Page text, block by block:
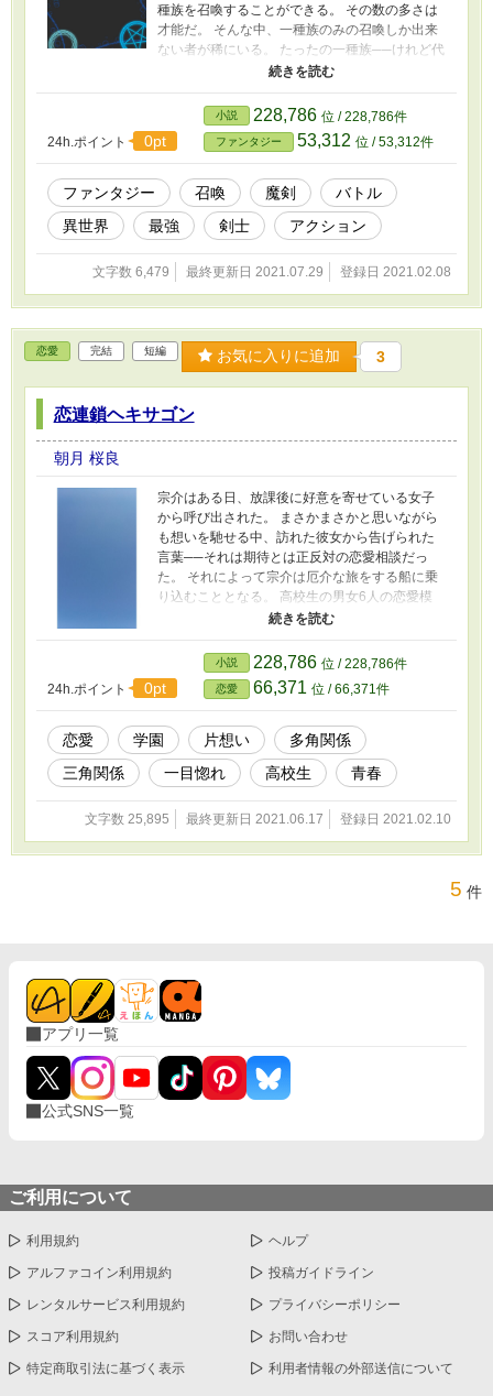
種族を召喚することができる。 その数の多さは
才能だ。 そんな中、一種族のみの召喚しか出来
ない者が稀にいる。 たったの一種族──けれど代
わりにその種族の扱いは他の何者よりも優れて
れみと畏敬の両方を込めてこう呼ばれる。 スペ
シャリストサマナー(特殊召喚士)と。
24h.ポイント
0pt
小説 228,786 位 / 228,786件
ファンタジー 53,312 位 / 53,312件
ファンタジー 召喚 魔剣
バトル
異世界
最強 剣士 アクション
文字数 6,479 最終更新日 2021.07.29 登録日 2021.02.08
恋愛 完結 短編 お気に入りに追加 3
恋連鎖ヘキサゴン
朝月 桜良
宗介はある日、放課後に好意を寄せている女子
から呼び出された。 まさかまさかと思いながら
も想いを馳せる中、訪れた彼女から告げられた
言葉──それは期待とは正反対の恋愛相談だっ
た。 それによって宗介は厄介な旅をする船に乗
り込むこととなる。 高校生の男女6人の恋愛模
様。 彼ら、彼女らは何をどう想う。 その先に待
い。 宗介もまた、そんな連鎖に巻き込まれてい
く。 繋がりは、やがて帰結する。
24h.ポイント
0pt
小説 228,786 位 / 228,786件
恋愛 66,371 位 / 66,371件
恋愛 学園 片想い
多角関係
三角関係
一目惚れ 高校生 青春
文字数 25,895 最終更新日 2021.06.17 登録日 2021.02.10
5 件
アプリ一覧
公式SNS一覧
ご利用について
利用規約 ヘルプ
アルファコイン利用規約 投稿ガイドライン
レンタルサービス利用規約 プライバシーポリシー
スコア利用規約 お問い合わせ
特定商取引法に基づく表示 利用者情報の外部送信について